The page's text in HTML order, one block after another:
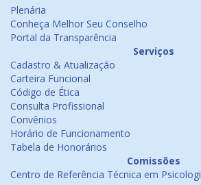
Plenária
Conheça Melhor Seu Conselho
Portal da Transparência
Serviços
Cadastro & Atualização
Carteira Funcional
Código de Ética
Consulta Profissional
Convênios
Horário de Funcionamento
Tabela de Honorários
Comissões
Centro de Referência Técnica em